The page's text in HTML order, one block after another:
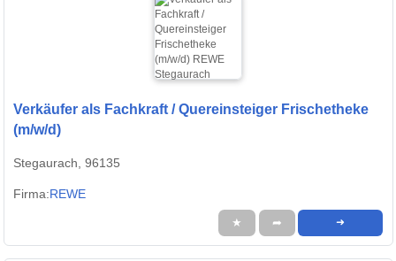
Verkäufer als Fachkraft / Quereinsteiger Frischetheke
(m/w/d)
Stegaurach, 96135
Firma:REWE
★ ➦ ➜